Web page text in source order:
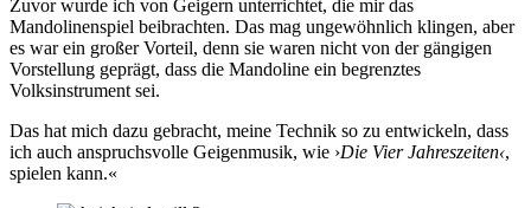
Zuvor wurde ich von Geigern unterrichtet, die mir das
Mandolinenspiel beibrachten. Das mag ungewöhnlich klingen, aber
es war ein großer Vorteil, denn sie waren nicht von der gängigen
Vorstellung geprägt, dass die Mandoline ein begrenztes
Volksinstrument sei.
Das hat mich dazu gebracht, meine Technik so zu entwickeln, dass
ich auch anspruchsvolle Geigenmusik, wie ›Die Vier Jahreszeiten‹,
spielen kann.«